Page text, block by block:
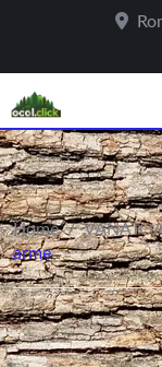
Home /
arme